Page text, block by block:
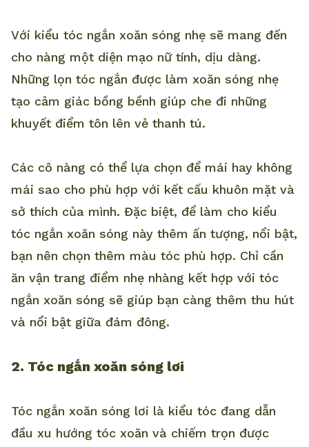
Với kiểu tóc ngắn xoăn sóng nhẹ sẽ mang đến
cho nàng một diện mạo nữ tính, dịu dàng.
Những lọn tóc ngắn được làm xoăn sóng nhẹ
tạo cảm giác bồng bềnh giúp che đi những
khuyết điểm tôn lên vẻ thanh tú.
Các cô nàng có thể lựa chọn để mái hay không
mái sao cho phù hợp với kết cấu khuôn mặt và
sở thích của mình. Đặc biệt, để làm cho kiểu
tóc ngắn xoăn sóng này thêm ấn tượng, nổi bật,
bạn nên chọn thêm màu tóc phù hợp. Chỉ cần
ăn vận trang điểm nhẹ nhàng kết hợp với tóc
ngắn xoăn sóng sẽ giúp bạn càng thêm thu hút
và nổi bật giữa đám đông.
2. Tóc ngắn xoăn sóng lơi
Tóc ngắn xoăn sóng lơi là kiểu tóc đang dẫn
đầu xu hướng tóc xoăn và chiếm trọn được